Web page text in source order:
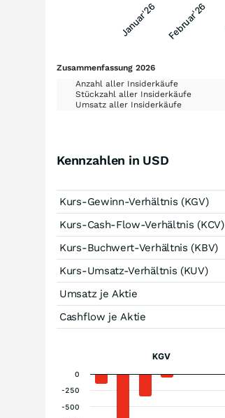
Januar'26 Februar'26
Zusammenfassung 2026
Anzahl aller Insiderkäufe
Stückzahl aller Insiderkäufe
Umsatz aller Insiderkäufe
Kennzahlen in USD
Kurs-Gewinn-Verhältnis (KGV)
Kurs-Cash-Flow-Verhältnis (KCV)
Kurs-Buchwert-Verhältnis (KBV)
Kurs-Umsatz-Verhältnis (KUV)
Umsatz je Aktie
Cashflow je Aktie
KGV
-500
-250
0